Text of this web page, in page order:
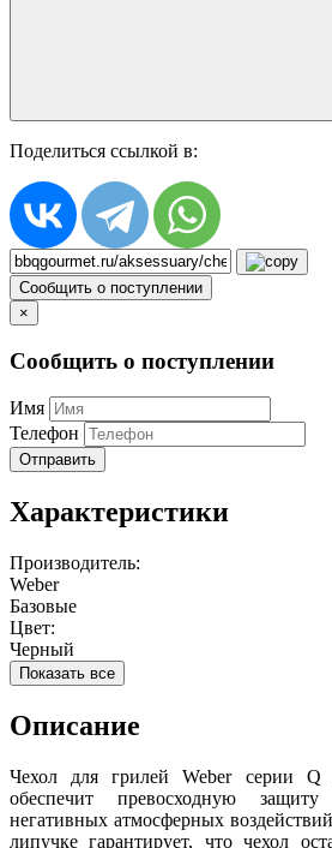
Поделиться ссылкой в:
Сообщить о поступлении
×
Сообщить о поступлении
Имя
Телефон
Отправить
Характеристики
Производитель:
Weber
Базовые
Цвет:
Черный
Показать все
Описание
Чехол для грилей Weber серии Q
обеспечит превосходную
негативных атмосферных
липучке гарантирует, что чехол